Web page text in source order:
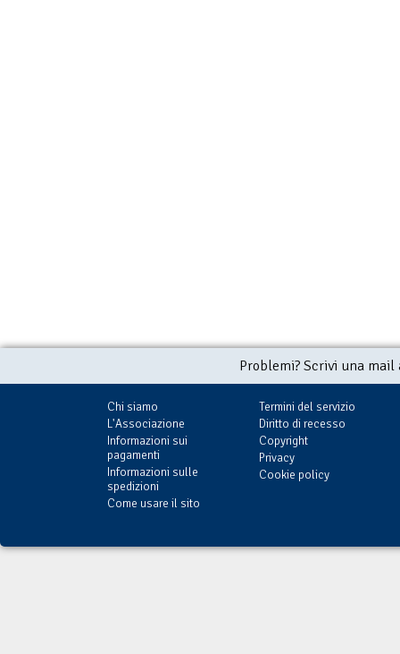
Problemi? Scrivi una
Chi siamo
L'Associazione
Informazioni sui
pagamenti
Informazioni sulle
spedizioni
Come usare il sito
Termini del servizio
Diritto di recesso
Copyright
Privacy
Cookie policy